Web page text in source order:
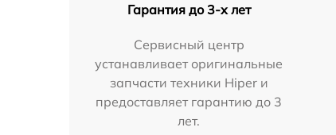
Гарантия до 3-х лет
Сервисный центр
устанавливает оригинальные
запчасти техники Hiper и
предоставляет гарантию до 3
лет.